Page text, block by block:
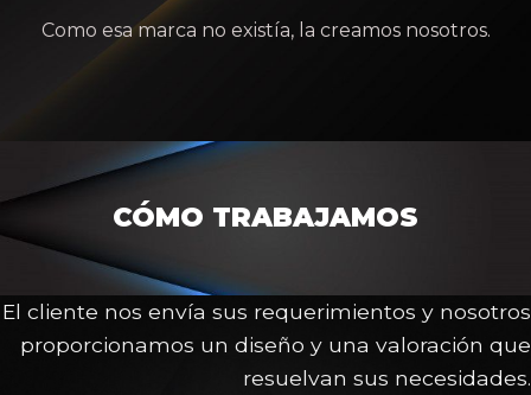
Como esa marca no existía, la creamos nosotros.
CÓMO TRABAJAMOS
El cliente nos envía sus requerimientos y nosotros
proporcionamos un diseño y una valoración que
resuelvan sus necesidades.